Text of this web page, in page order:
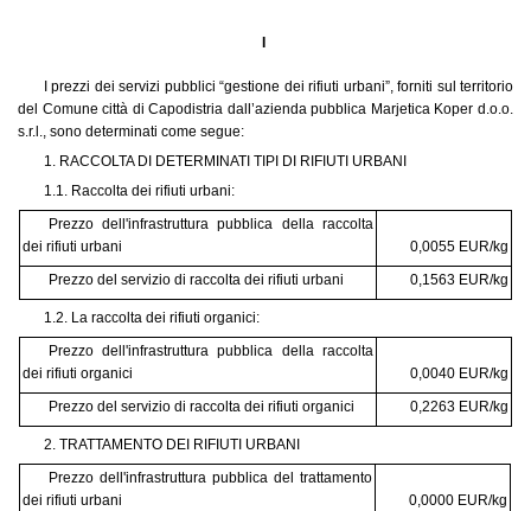
I prezzi dei servizi pubblici “gestione dei rifiuti urbani”, forniti sul territorio
del Comune città di Capodistria dall’azienda pubblica Marjetica Koper d.o.o.
s.r.l., sono determinati come segue:
1. RACCOLTA DI DETERMINATI TIPI DI RIFIUTI URBANI
1.1. Raccolta dei rifiuti urbani:
Prezzo dell'infrastruttura pubblica della raccolta
dei rifiuti urbani
0,0055 EUR/kg
Prezzo del servizio di raccolta dei rifiuti urbani
0,1563 EUR/kg
1.2. La raccolta dei rifiuti organici:
Prezzo dell'infrastruttura pubblica della raccolta
dei rifiuti organici
0,0040 EUR/kg
Prezzo del servizio di raccolta dei rifiuti organici
0,2263 EUR/kg
2. TRATTAMENTO DEI RIFIUTI URBANI
Prezzo dell'infrastruttura pubblica del trattamento
dei rifiuti urbani
0,0000 EUR/kg